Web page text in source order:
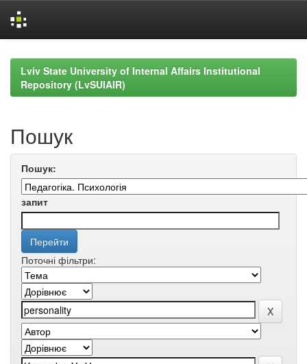
navigationLviv State University of Internal Affairs Institutional
Repository (LvSUIAIR)
Пошук
Пошук:
запит
Поточні фільтри: